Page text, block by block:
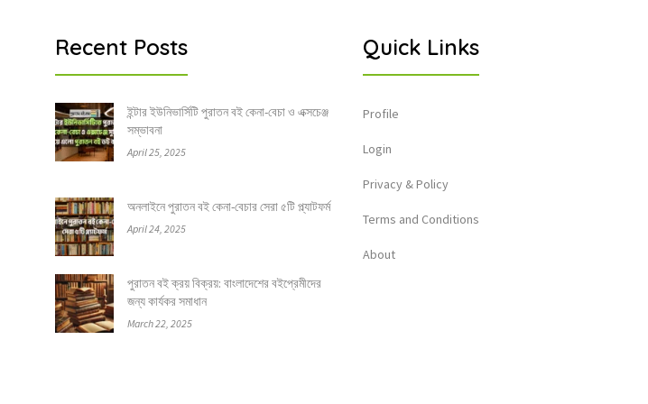
Recent Posts
ইন্টার ইউনিভার্সিটি পুরাতন বই কেনা-বেচা ও এক্সচেঞ্জ
সম্ভাবনা
April 25, 2025
অনলাইনে পুরাতন বই কেনা-বেচার সেরা ৫টি প্ল্যাটফর্ম
April 24, 2025
পুরাতন বই ক্রয় বিক্রয়: বাংলাদেশের বইপ্রেমীদের
জন্য কার্যকর সমাধান
March 22, 2025
Quick Links
Profile
Login
Privacy & Policy
Terms and Conditions
About